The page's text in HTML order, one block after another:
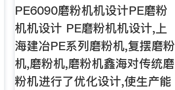
PE6090磨粉机机设计PE磨粉
机机设计 PE磨粉机机设计,上
海建冶PE系列磨粉机,复摆磨粉
机,磨粉机,磨粉机鑫海对传统磨
粉机进行了优化设计,使生产能